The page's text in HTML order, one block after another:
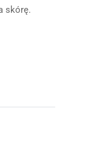
skórę.